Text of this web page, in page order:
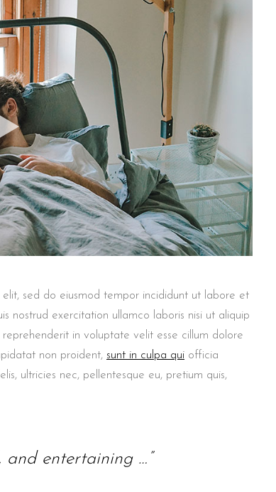
sed do eiusmod tempor incididunt ut labore et
nostrud exercitation ullamco laboris nisi ut aliquip
in voluptate velit esse cillum dolore
non proident, sunt in culpa qui officia
ultricies nec, pellentesque eu, pretium quis,
and entertaining …”